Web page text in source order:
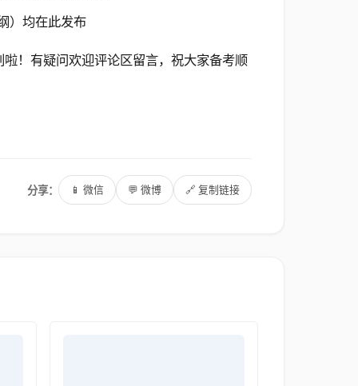
）均在此发布
！有疑问欢迎评论区留言，祝大家备考顺
分享： 📱 微信 💬 微博 🔗 复制链接